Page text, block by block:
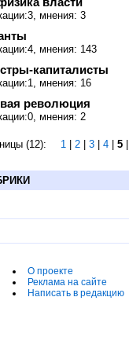
мнения: 3
мнения: 143
капиталисты
мнения: 16
революция
мнения: 2
(12): 1 2 3 4 5
О проекте
Реклама на сайте
Написать в редакцию